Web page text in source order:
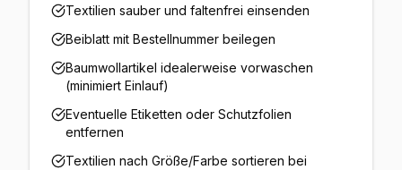
Textilien sauber und faltenfrei einsenden
Beiblatt mit Bestellnummer beilegen
Baumwollartikel idealerweise vorwaschen
(minimiert Einlauf)
Eventuelle Etiketten oder Schutzfolien
entfernen
Textilien nach Größe/Farbe sortieren bei